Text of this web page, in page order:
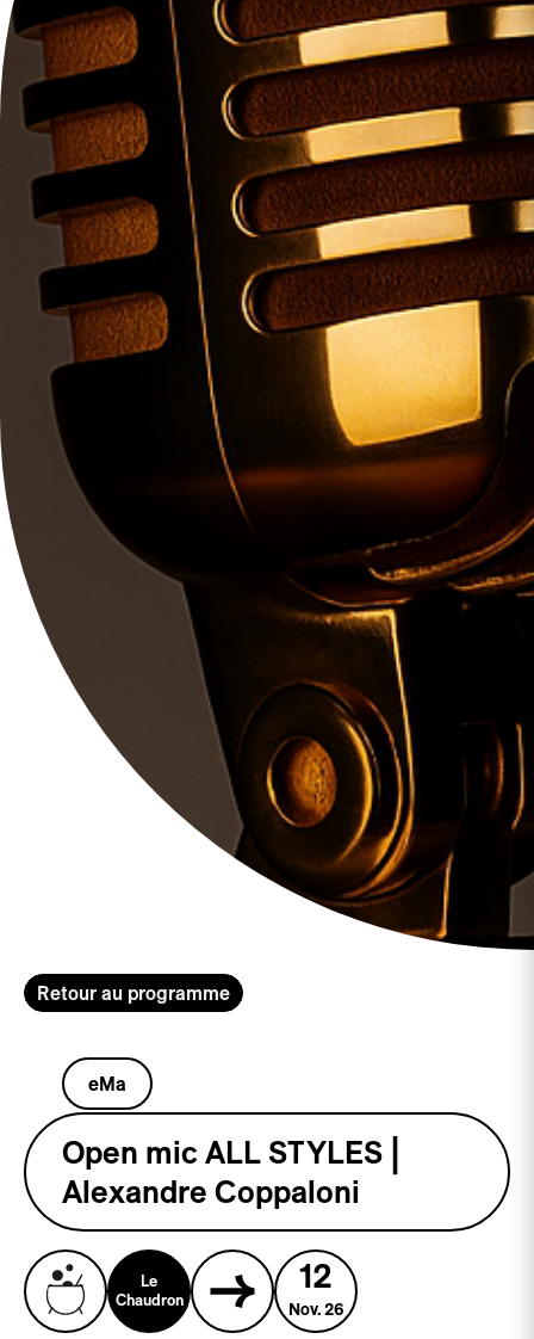
Retour au programme
eMa
Open mic ALL STYLES |
Alexandre Coppaloni
Le
Chaudron
12
Nov. 26